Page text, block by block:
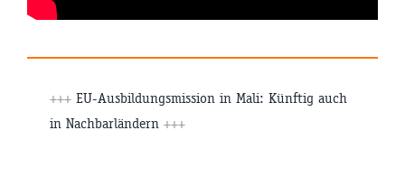
+++ EU-Ausbildungsmission in Mali: Künftig auch
in Nachbarländern +++